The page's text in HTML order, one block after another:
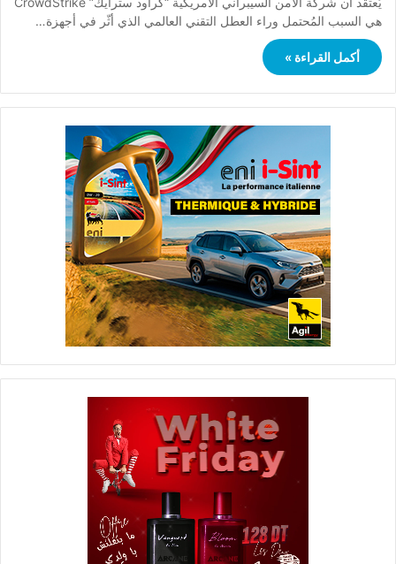
هي السبب المُحتمل وراء العطل التقني العالمي الذي أثّر في أجهزة…
أكمل القراءة »